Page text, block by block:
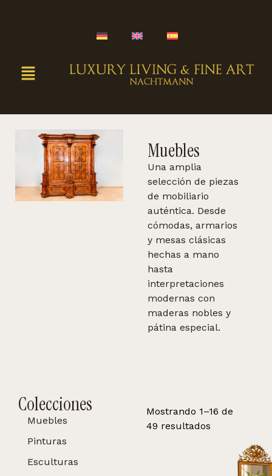
Muebles
Una amplia
selección de piezas
de mobiliario
auténtica. Desde
cómodas, armarios
y mesas clásicas
hechas a mano
hasta
interpretaciones
modernas con
maderas nobles y
pátina especial.
Colecciones
Muebles
Pinturas
Esculturas
Mostrando 1–16 de
49 resultados